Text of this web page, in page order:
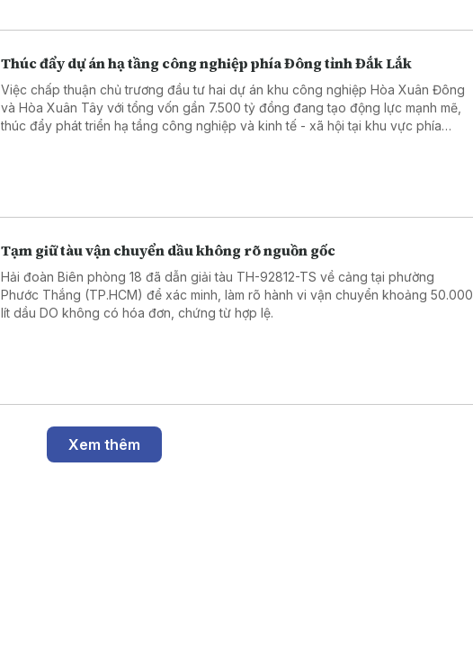
Thúc đẩy dự án hạ tầng công nghiệp phía Đông tỉnh Đắk Lắk
Việc chấp thuận chủ trương đầu tư hai dự án khu công nghiệp Hòa Xuân Đông
và Hòa Xuân Tây với tổng vốn gần 7.500 tỷ đồng đang tạo động lực mạnh mẽ,
thúc đẩy phát triển hạ tầng công nghiệp và kinh tế - xã hội tại khu vực phía
Tạm giữ tàu vận chuyển dầu không rõ nguồn gốc
Hải đoàn Biên phòng 18 đã dẫn giải tàu TH-92812-TS về cảng tại phường
Phước Thắng (TP.HCM) để xác minh, làm rõ hành vi vận chuyển khoảng 50.000
lít dầu DO không có hóa đơn, chứng từ hợp lệ.
Xem thêm